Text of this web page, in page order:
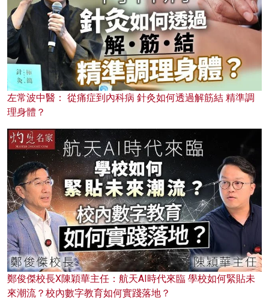
左常波中醫： 從痛症到內科病 針灸如何透過解筋結 精準調
理身體？
鄭俊傑校長X陳穎華主任：航天AI時代來臨 學校如何緊貼未
來潮流？校內數字教育如何實踐落地？